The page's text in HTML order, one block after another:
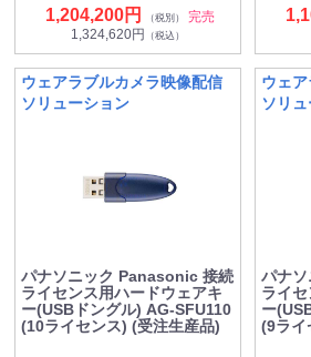
1,204,200円 （税別）
完売
1,324,620円 （税込）
ウェアラブルカメラ映像配信
ソリューション
パナソニック Panasonic 接続
ライセンス用ハードウェアキ
ー(USBドングル) AG-SFU110
(10ライセンス) (受注生産品)
ウェ
ソリ
パナ
ライ
ー
(9ライ